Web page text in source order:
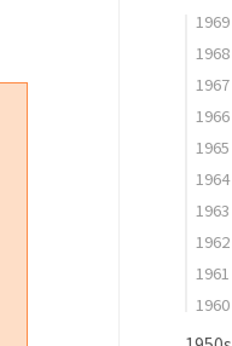
1969
1968
1967
1966
1965
1964
1963
1962
1961
1960